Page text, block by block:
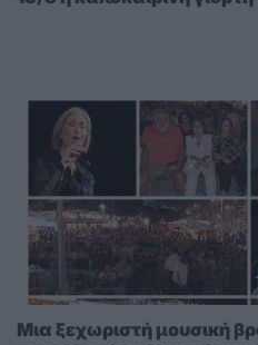
Μια ξεχωριστή μουσική